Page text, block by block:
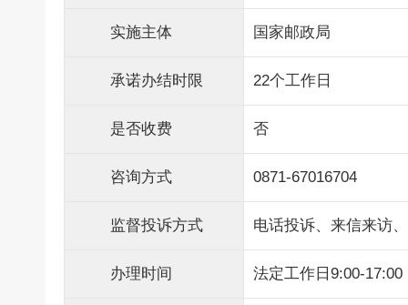
实施主体 国家邮政局
承诺办结时限 22个工作日
是否收费 否
咨询方式 0871-67016704
监督投诉方式 电话投诉、来信来访
办理时间 法定工作日9:00-17:00